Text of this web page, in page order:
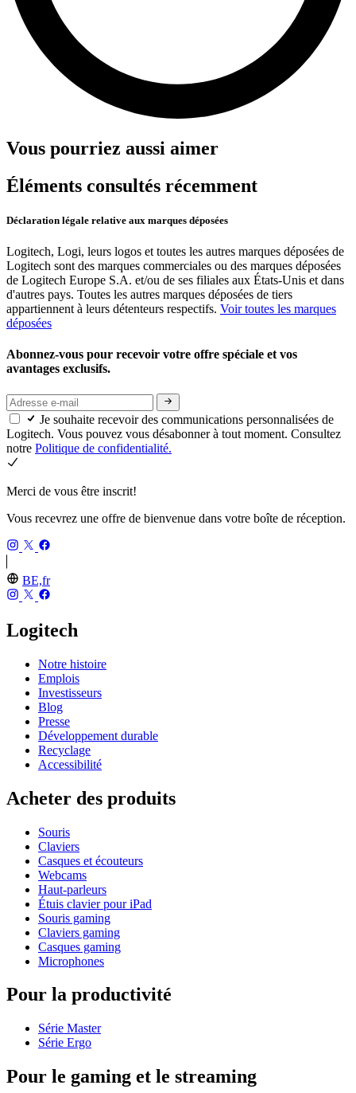
Vous pourriez aussi aimer
Éléments consultés récemment
Déclaration légale relative aux marques déposées
Logitech, Logi, leurs logos et toutes les autres marques déposées de
Logitech sont des marques commerciales ou des marques déposées
de Logitech Europe S.A. et/ou de ses filiales aux États-Unis et dans
d'autres pays. Toutes les autres marques déposées de tiers
appartiennent à leurs détenteurs respectifs. Voir toutes les marques
déposées
Abonnez-vous pour recevoir votre offre spéciale et vos
avantages exclusifs.
Je souhaite recevoir des communications personnalisées de
Logitech. Vous pouvez vous désabonner à tout moment. Consultez
notre Politique de confidentialité.
Merci de vous être inscrit!
Vous recevrez une offre de bienvenue dans votre boîte de réception.
BE,fr
Logitech
Notre histoire
Emplois
Investisseurs
Blog
Presse
Développement durable
Recyclage
Accessibilité
Acheter des produits
Souris
Claviers
Casques et écouteurs
Webcams
Haut-parleurs
Étuis clavier pour iPad
Souris gaming
Claviers gaming
Casques gaming
Microphones
Pour la productivité
Série Master
Série Ergo
Pour le gaming et le streaming